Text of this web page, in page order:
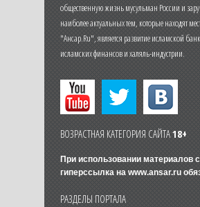
общественную жизнь мусульман России и
наиболее актуальных тем, которые находят
"Ансар.Ru", является развитие исламской
исламских финансов и халяль-индустрии.
ВОЗРАСТНАЯ КАТЕГОРИЯ САЙТА18+
При использовании материалов
гиперссылка на www.ansar.ru
РАЗДЕЛЫ ПОРТАЛА